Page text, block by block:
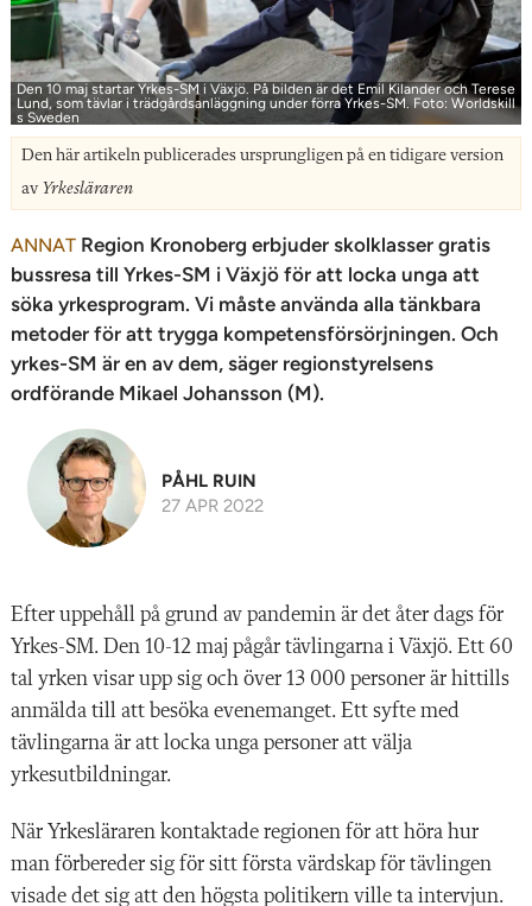
Den 10 maj startar Yrkes-SM i Växjö. På bilden är det Emil Kilander och Terese
Lund, som tävlar i trädgårdsanläggning under förra Yrkes-SM. Foto: Worldskill
s Sweden
Den här artikeln publicerades ursprungligen på en tidigare version
av Yrkesläraren
ANNAT Region Kronoberg erbjuder skolklasser gratis
bussresa till Yrkes-SM i Växjö för att locka unga att
söka yrkesprogram. Vi måste använda alla tänkbara
metoder för att trygga kompetensförsörjningen. Och
yrkes-SM är en av dem, säger regionstyrelsens
ordförande Mikael Johansson (M).
PÅHL RUIN
27 APR 2022
Efter uppehåll på grund av pandemin är det åter dags för
Yrkes-SM. Den 10-12 maj pågår tävlingarna i Växjö. Ett 60
tal yrken visar upp sig och över 13 000 personer är hittills
anmälda till att besöka evenemanget. Ett syfte med
tävlingarna är att locka unga personer att välja
yrkesutbildningar.
När Yrkesläraren kontaktade regionen för att höra hur
man förbereder sig för sitt första värdskap för tävlingen
visade det sig att den högsta politikern ville ta intervjun.